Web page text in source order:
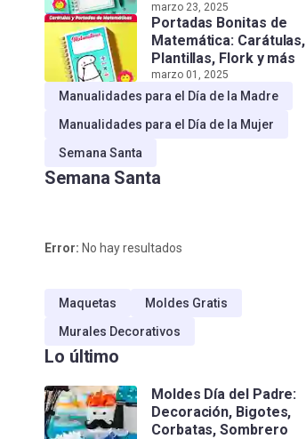
marzo 23, 2025
Portadas Bonitas de
Matemática: Carátulas,
Plantillas, Flork y más
marzo 01, 2025
Manualidades para el Día de la Madre
Manualidades para el Día de la Mujer
Semana Santa
Semana Santa
Error: No hay resultados
Maquetas
Moldes Gratis
Murales Decorativos
Lo último
Moldes Día del Padre:
Decoración, Bigotes,
Corbatas, Sombrero